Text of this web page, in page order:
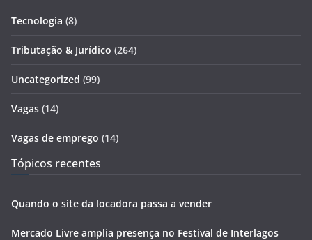
Tecnologia (8)
Tributação & Jurídico (264)
Uncategorized (99)
Vagas (14)
Vagas de emprego (14)
Tópicos recentes
Quando o site da locadora passa a vender
Mercado Livre amplia presença no Festival de Interlagos